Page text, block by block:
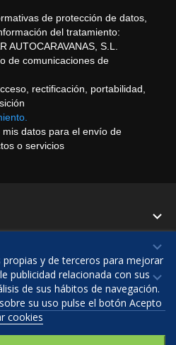
de protección de datos,
del tratamiento:
AUTOCARAVANAS, S.L.
de comunicaciones de
rectificación, portabilidad,
datos para el envío de
o servicios



y de terceros para mejorar
publicidad relacionada con sus
de sus hábitos de navegación.
su uso pulse el botón Acepto
cookies
desarrollado por Prestashop™